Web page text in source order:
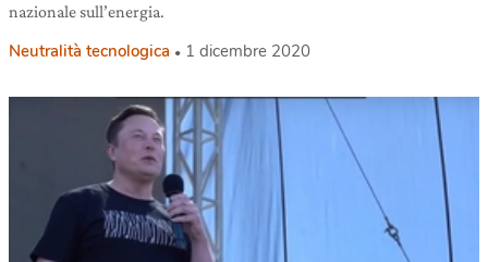
nazionale sull’energia.
Neutralità tecnologica 1 dicembre 2020